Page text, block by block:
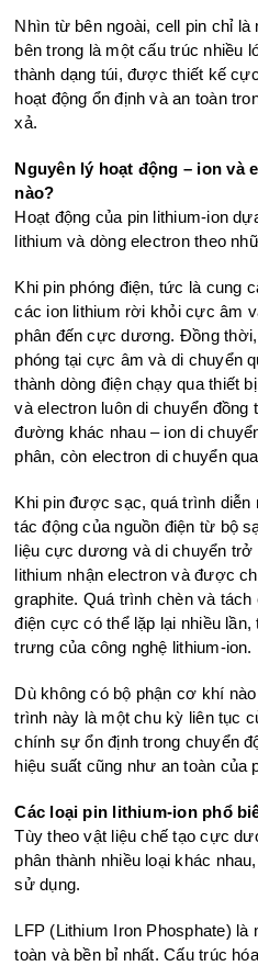
Nhìn từ bên ngoài, cell pin chỉ
bên trong là một cấu trúc nhiều
thành dạng túi, được thiết kế
hoạt động ổn định và an toàn
xả.
Nguyên lý hoạt động – ion và
nào?
Hoạt động của pin lithium-ion
lithium và dòng electron theo
Khi pin phóng điện, tức là cung
các ion lithium rời khỏi cực âm
phân đến cực dương. Đồng
phóng tại cực âm và di chuyển
thành dòng điện chạy qua thiết
và electron luôn di chuyển đồng
đường khác nhau – ion di
phân, còn electron di chuyển
Khi pin được sạc, quá trình
tác động của nguồn điện từ bộ
liệu cực dương và di chuyển trở
lithium nhận electron và được
graphite. Quá trình chèn và
điện cực có thể lặp lại nhiều
trưng của công nghệ lithium-ion.
Dù không có bộ phận cơ khí
trình này là một chu kỳ liên tục
chính sự ổn định trong chuyển
hiệu suất cũng như an toàn của
Các loại pin lithium-ion phổ
Tùy theo vật liệu chế tạo cực
phân thành nhiều loại khác
sử dụng.
LFP (Lithium Iron Phosphate) là
toàn và bền bỉ nhất. Cấu trúc